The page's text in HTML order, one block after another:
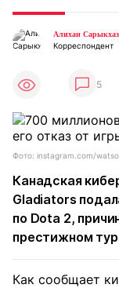
Алихан
Корреспондент
5
Фото: instagram.com/
Канадская
Gladiators
по Dota 2,
престижном
Как сообщает